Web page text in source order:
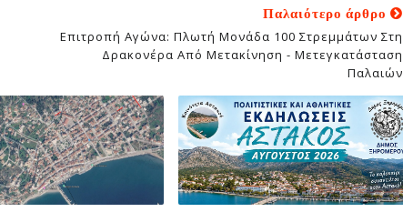
Παλαιότερο άρθρο
Επιτροπή Αγώνα: Πλωτή Μονάδα 100 Στρεμμάτων Στη
Δρακονέρα Από Μετακίνηση - Μετεγκατάσταση
Παλαιών